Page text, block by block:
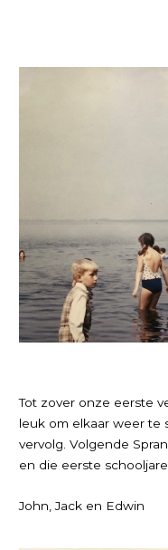
Tot zover onze eerste
leuk om elkaar weer te
vervolg. Volgende
en die eerste
John, Jack en Edwin